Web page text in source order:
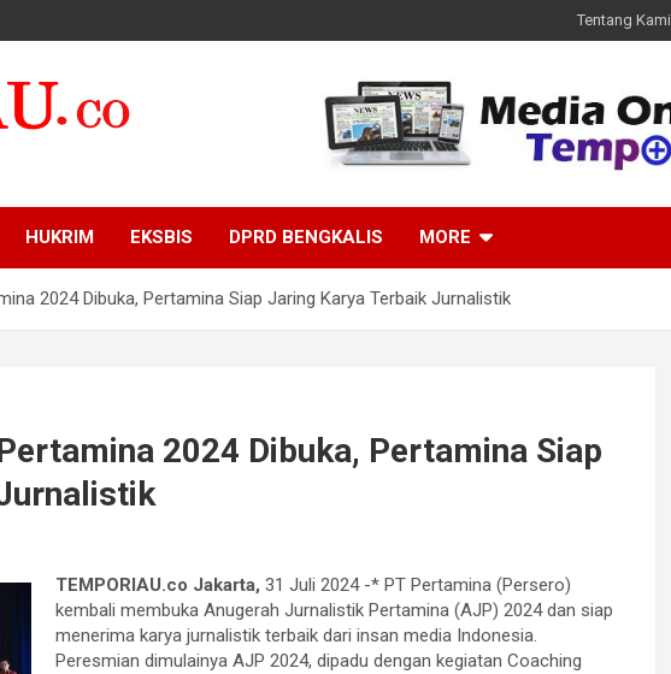
Tentang Kami
HUKRIM EKSBIS DPRD BENGKALIS MORE
2024 Dibuka, Pertamina Siap Jaring Karya Terbaik Jurnalistik
2024 Dibuka, Pertamina Siap
TEMPORIAU.co Jakarta, 31 Juli 2024 -* PT Pertamina (Persero)
kembali membuka Anugerah Jurnalistik Pertamina (AJP) 2024 dan siap
menerima karya jurnalistik terbaik dari insan media Indonesia.
Peresmian dimulainya AJP 2024, dipadu dengan kegiatan Coaching